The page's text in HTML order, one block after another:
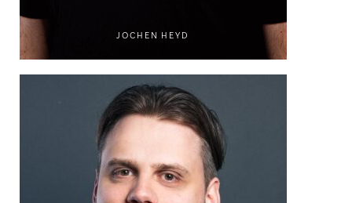
JOCHEN HEYD